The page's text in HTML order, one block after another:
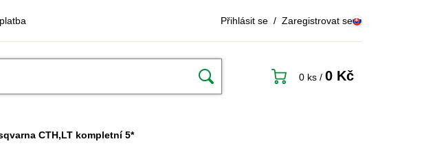
Přihlásit se / Zaregistrovat se
0 ks / 0 Kč
CTH,LT kompletní 5*